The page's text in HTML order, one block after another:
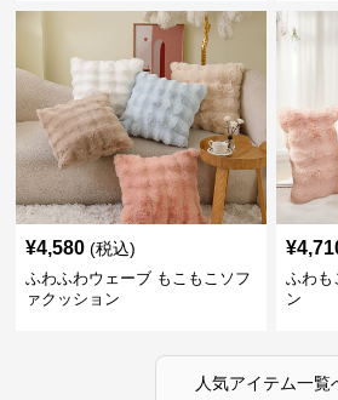
¥4,580 (税込)
ふわふわウェーブ もこもこソフ
ァクッション
¥
ふわも
ン
人気アイテム一覧